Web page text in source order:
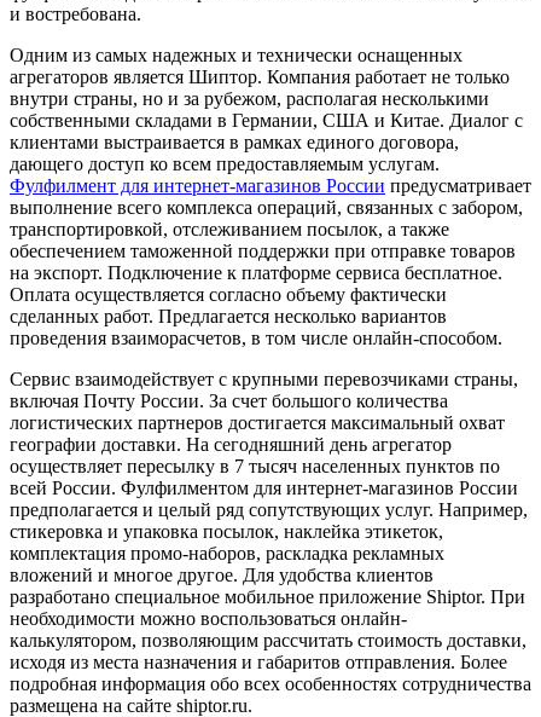
и востребована.
Одним из самых надежных и технически оснащенных
агрегаторов является Шиптор. Компания работает не только
внутри страны, но и за рубежом, располагая несколькими
собственными складами в Германии, США и Китае. Диалог с
клиентами выстраивается в рамках единого договора,
дающего доступ ко всем предоставляемым услугам.
Фулфилмент для интернет-магазинов России предусматривает
выполнение всего комплекса операций, связанных с забором,
транспортировкой, отслеживанием посылок, а также
обеспечением таможенной поддержки при отправке товаров
на экспорт. Подключение к платформе сервиса бесплатное.
Оплата осуществляется согласно объему фактически
сделанных работ. Предлагается несколько вариантов
проведения взаиморасчетов, в том числе онлайн-способом.
Сервис взаимодействует с крупными перевозчиками страны,
включая Почту России. За счет большого количества
логистических партнеров достигается максимальный охват
географии доставки. На сегодняшний день агрегатор
осуществляет пересылку в 7 тысяч населенных пунктов по
всей России. Фулфилментом для интернет-магазинов России
предполагается и целый ряд сопутствующих услуг. Например,
стикеровка и упаковка посылок, наклейка этикеток,
комплектация промо-наборов, раскладка рекламных
вложений и многое другое. Для удобства клиентов
разработано специальное мобильное приложение Shiptor. При
необходимости можно воспользоваться онлайн-
калькулятором, позволяющим рассчитать стоимость доставки,
исходя из места назначения и габаритов отправления. Более
подробная информация обо всех особенностях сотрудничества
размещена на сайте shiptor.ru.